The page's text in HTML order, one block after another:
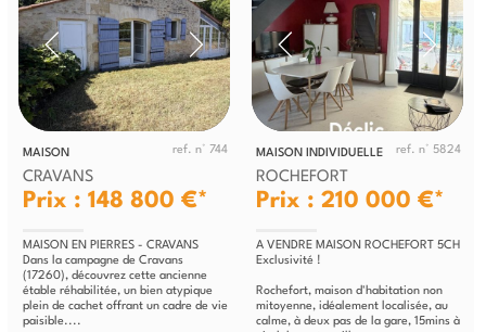
MAISON ref. n° 744
CRAVANS
Prix : 148 800 €*
MAISON EN PIERRES - CRAVANS
Dans la campagne de Cravans
(17260), découvrez cette ancienne
étable réhabilitée, un bien atypique
plein de cachet offrant un cadre de vie
paisible....
MAISON INDIVIDUELLE ref. n° 5824
ROCHEFORT
Prix : 210 000 €*
A VENDRE MAISON ROCHEFORT 5CH
Exclusivité !
Rochefort, maison d'habitation non
mitoyenne, idéalement localisée, au
calme, à deux pas de la gare, 15mins à